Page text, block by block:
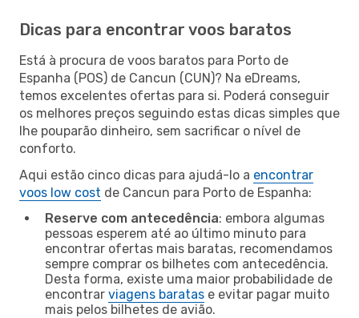
Dicas para encontrar voos baratos
Está à procura de voos baratos para Porto de
Espanha (POS) de Cancun (CUN)? Na eDreams,
temos excelentes ofertas para si. Poderá conseguir
os melhores preços seguindo estas dicas simples que
lhe pouparão dinheiro, sem sacrificar o nível de
conforto.
Aqui estão cinco dicas para ajudá-lo a encontrar
voos low cost de Cancun para Porto de Espanha:
Reserve com antecedência: embora algumas
pessoas esperem até ao último minuto para
encontrar ofertas mais baratas, recomendamos
sempre comprar os bilhetes com antecedência.
Desta forma, existe uma maior probabilidade de
encontrar viagens baratas e evitar pagar muito
mais pelos bilhetes de avião.